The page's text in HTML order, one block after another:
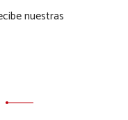
nuestras